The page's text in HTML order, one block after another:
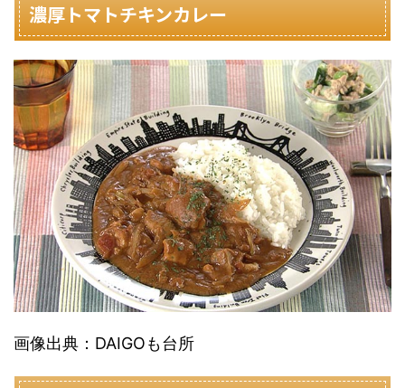
濃厚トマトチキンカレー
画像出典：DAIGOも台所